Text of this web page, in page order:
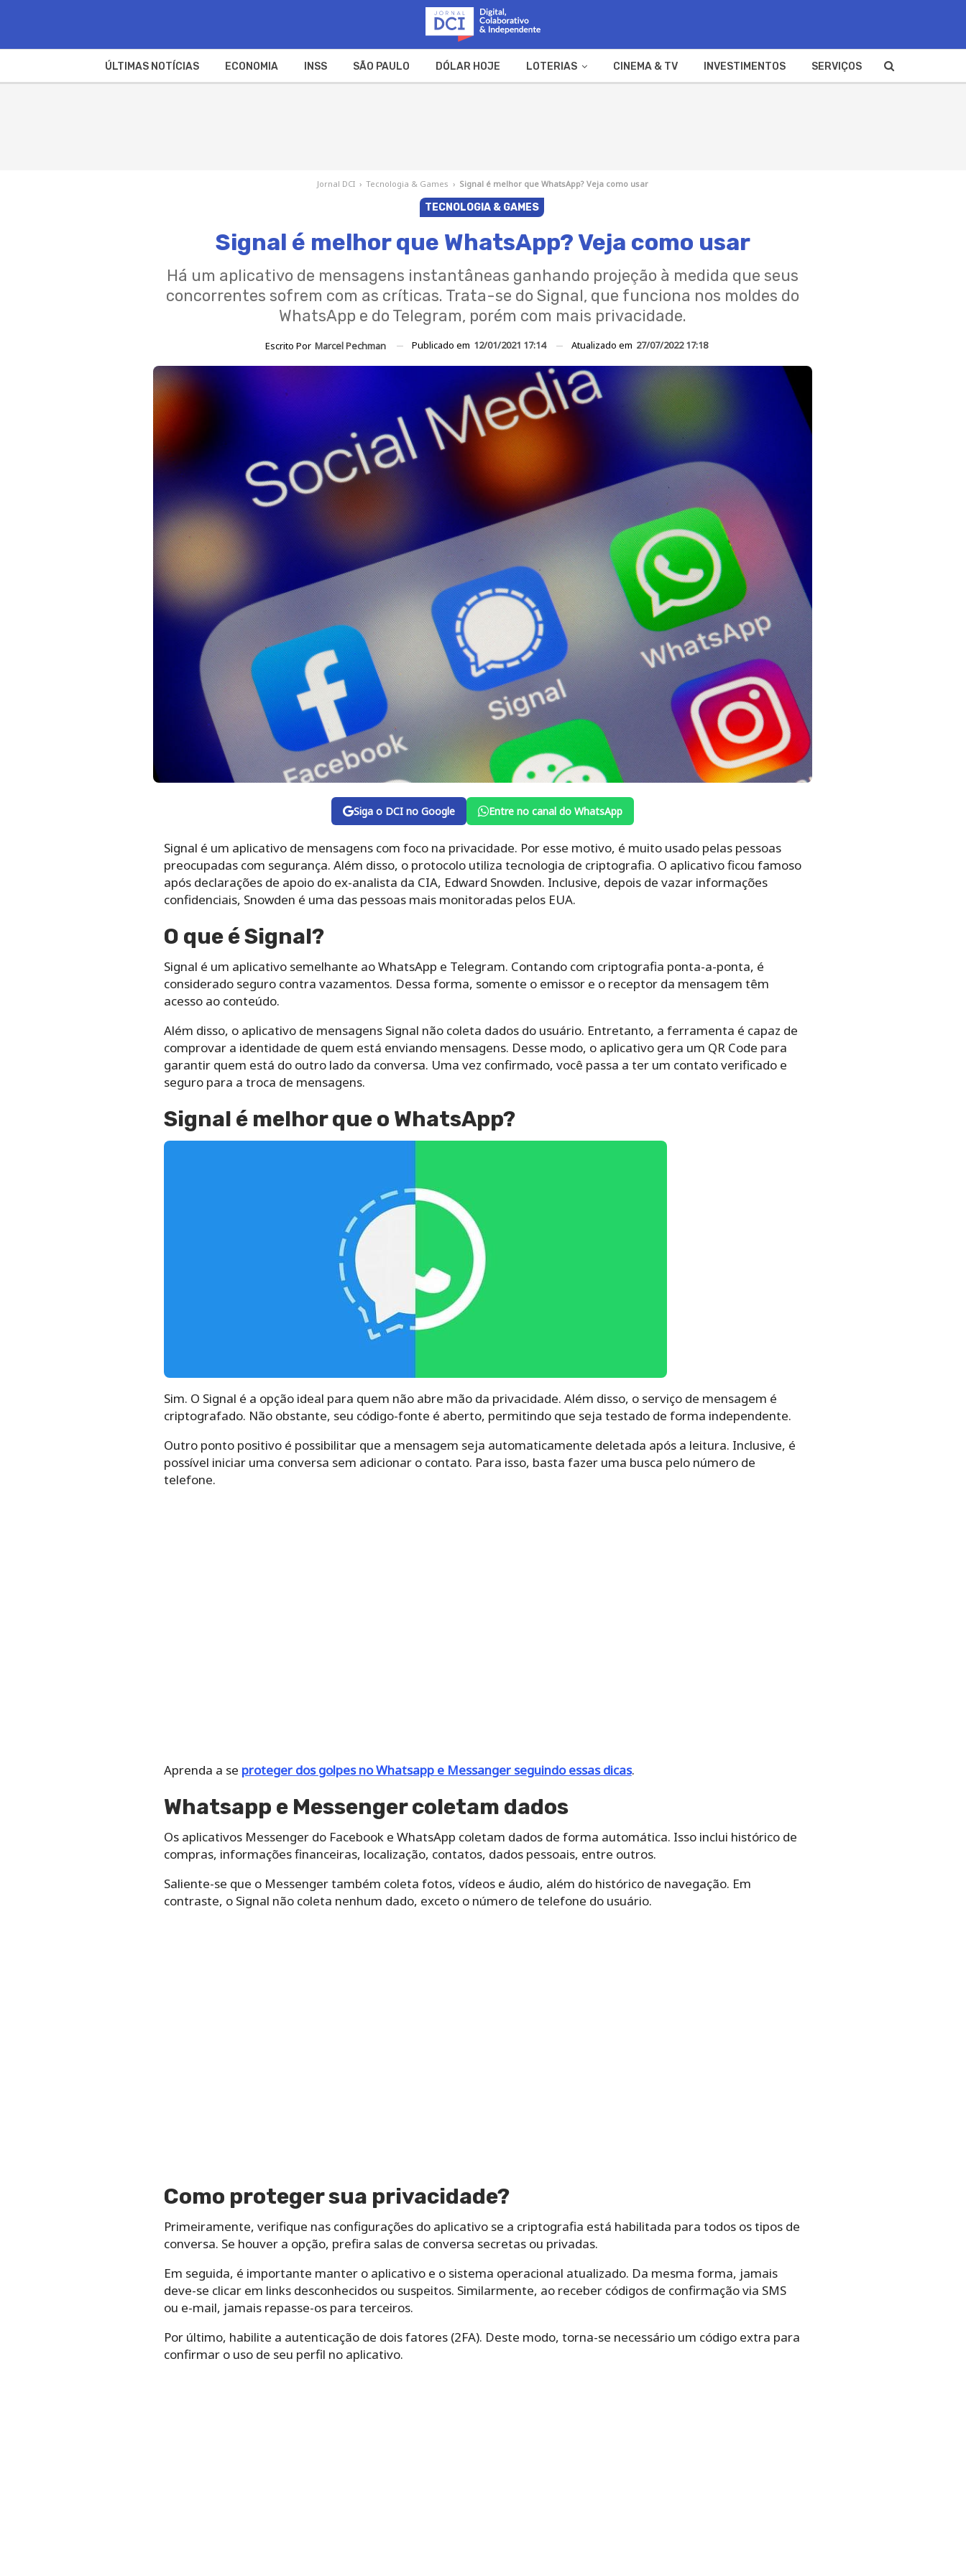
ÚLTIMAS NOTÍCIAS ECONOMIA INSS SÃO PAULO DÓLAR HOJE LOTERIAS CINEMA & TV INVESTIMENTOS SERVIÇOS
Jornal DCI › Tecnologia & Games › Signal é melhor que WhatsApp? Veja como usar
TECNOLOGIA & GAMES
Signal é melhor que WhatsApp? Veja como usar
Há um aplicativo de mensagens instantâneas ganhando projeção à medida que seus
concorrentes sofrem com as críticas. Trata-se do Signal, que funciona nos moldes do
WhatsApp e do Telegram, porém com mais privacidade.
Escrito Por Marcel Pechman Publicado em 12/01/2021 17:14 Atualizado em 27/07/2022 17:18
Siga o DCI no Google Entre no canal do WhatsApp
Signal é um aplicativo de mensagens com foco na privacidade. Por esse motivo, é muito usado pelas pessoas
preocupadas com segurança. Além disso, o protocolo utiliza tecnologia de criptografia. O aplicativo ficou famoso
após declarações de apoio do ex-analista da CIA, Edward Snowden. Inclusive, depois de vazar informações
confidenciais, Snowden é uma das pessoas mais monitoradas pelos EUA.
O que é Signal?
Signal é um aplicativo semelhante ao WhatsApp e Telegram. Contando com criptografia ponta-a-ponta, é
considerado seguro contra vazamentos. Dessa forma, somente o emissor e o receptor da mensagem têm
acesso ao conteúdo.
Além disso, o aplicativo de mensagens Signal não coleta dados do usuário. Entretanto, a ferramenta é capaz de
comprovar a identidade de quem está enviando mensagens. Desse modo, o aplicativo gera um QR Code para
garantir quem está do outro lado da conversa. Uma vez confirmado, você passa a ter um contato verificado e
seguro para a troca de mensagens.
Signal é melhor que o WhatsApp?
Sim. O Signal é a opção ideal para quem não abre mão da privacidade. Além disso, o serviço de mensagem é
criptografado. Não obstante, seu código-fonte é aberto, permitindo que seja testado de forma independente.
Outro ponto positivo é possibilitar que a mensagem seja automaticamente deletada após a leitura. Inclusive, é
possível iniciar uma conversa sem adicionar o contato. Para isso, basta fazer uma busca pelo número de
telefone.
Aprenda a se proteger dos golpes no Whatsapp e Messanger seguindo essas dicas.
Whatsapp e Messenger coletam dados
Os aplicativos Messenger do Facebook e WhatsApp coletam dados de forma automática. Isso inclui histórico de
compras, informações financeiras, localização, contatos, dados pessoais, entre outros.
Saliente-se que o Messenger também coleta fotos, vídeos e áudio, além do histórico de navegação. Em
contraste, o Signal não coleta nenhum dado, exceto o número de telefone do usuário.
Como proteger sua privacidade?
Primeiramente, verifique nas configurações do aplicativo se a criptografia está habilitada para todos os tipos de
conversa. Se houver a opção, prefira salas de conversa secretas ou privadas.
Em seguida, é importante manter o aplicativo e o sistema operacional atualizado. Da mesma forma, jamais
deve-se clicar em links desconhecidos ou suspeitos. Similarmente, ao receber códigos de confirmação via SMS
ou e-mail, jamais repasse-os para terceiros.
Por último, habilite a autenticação de dois fatores (2FA). Deste modo, torna-se necessário um código extra para
confirmar o uso de seu perfil no aplicativo.